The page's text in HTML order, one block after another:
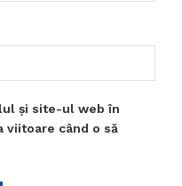
și site-ul web în
viitoare când o să